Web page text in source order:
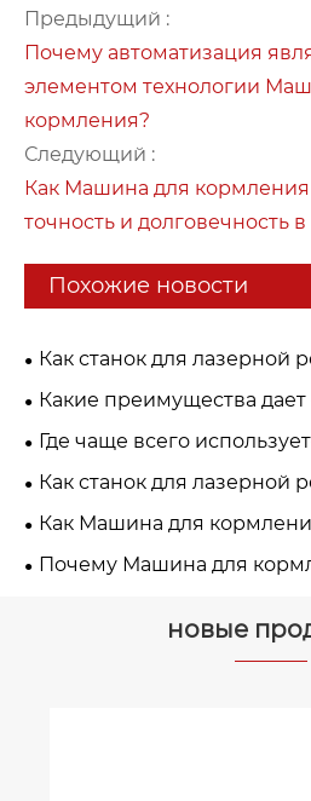
Предыдущий :
Почему автоматизация
элементом технологии
кормления?
Следующий :
Как Машина для
точность и долговечность
Похожие новости
Как станок для лазерной
обрабатывает сложные
Какие преимущества дает
лазерной резки труб по
Где чаще всего
лазерной резки труб?
Как станок для лазерной
эффективность
Как Машина для
внедрению решений
Почему Машина для
промышленно сти?
новые